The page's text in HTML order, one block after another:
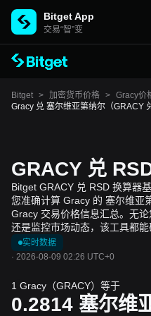
Bitget App
交易“智”变
Bitget > 加密货币价格 > Gracy价
Gracy 兑 塞尔维亚第纳尔（GRACY
GRACY 兑
Bitget GRACY 兑 RSD 换算器
您准确计算 Gracy 的 塞尔维亚
Gracy 交易价格信息汇总。无
还是监控市场动态，该工具都能
实时数据
· 2026-08-09 02:26 UTC+0
1 Gracy（GRACY）等于
0.2814 塞尔维